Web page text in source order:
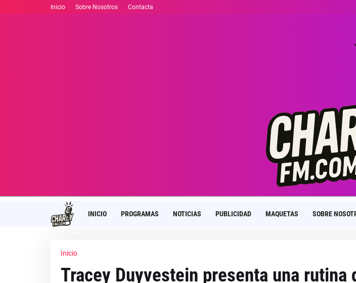
Inicio Sobre Nosotros Contacta
INICIO PROGRAMAS NOTICIAS PUBLICIDAD MAQUETAS SOBRE
Inicio
Tracey Duyvestein presenta una rutina